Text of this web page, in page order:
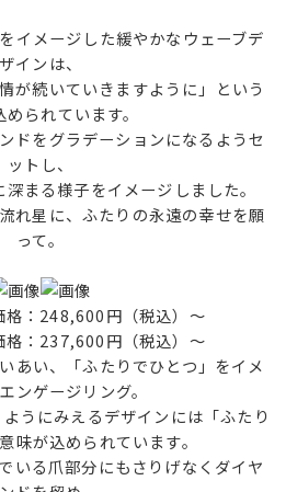
イメージした緩やかなウェーブデ
ザインは、
が続いていきますように」という
られています。
ドをグラデーションになるようセ
ットし、
まる様子をイメージしました。
れ星に、ふたりの永遠の幸せを願
って。
：248,600円（税込）～
：237,600円（税込）～
あい、「ふたりでひとつ」をイメ
ンゲージリング。
うにみえるデザインには「ふたり
味が込められています。
いる爪部分にもさりげなくダイヤ